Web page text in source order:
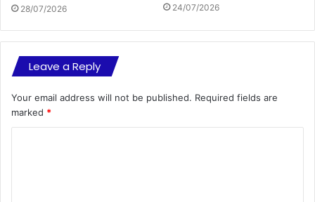
28/07/2026 24/07/2026
Leave a Reply
Your email address will not be published. Required fields are
marked *